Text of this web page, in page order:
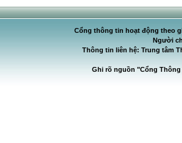
Cổng thông tin hoạt động theo
Người
Thông tin liên hệ: Trung tâm
Ghi rõ nguồn "Cổng